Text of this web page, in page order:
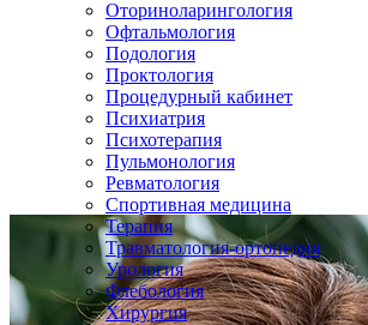
Оториноларингология
Офтальмология
Подология
Проктология
Процедурный кабинет
Психиатрия
Психотерапия
Пульмонология
Ревматология
Спортивная медицина
Терапия
Травматология-ортопедия
Урология
Флебология
Хирургия